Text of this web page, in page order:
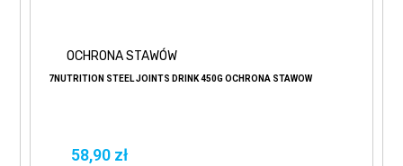
OCHRONA STAWÓW
7NUTRITION STEEL JOINTS DRINK 450G OCHRONA STAWÓW
58,90 zł